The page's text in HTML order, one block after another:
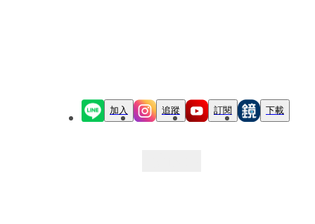
加入 追蹤 訂閱 下載